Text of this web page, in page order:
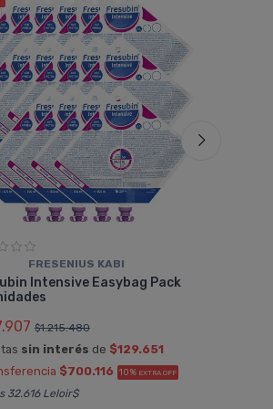
FRESENIUS KABI
Intensive Easybag Pack
$1.215.480
sin interés de $129.651
$700.116 10% EXTRA OFF
32.616 Leloir$